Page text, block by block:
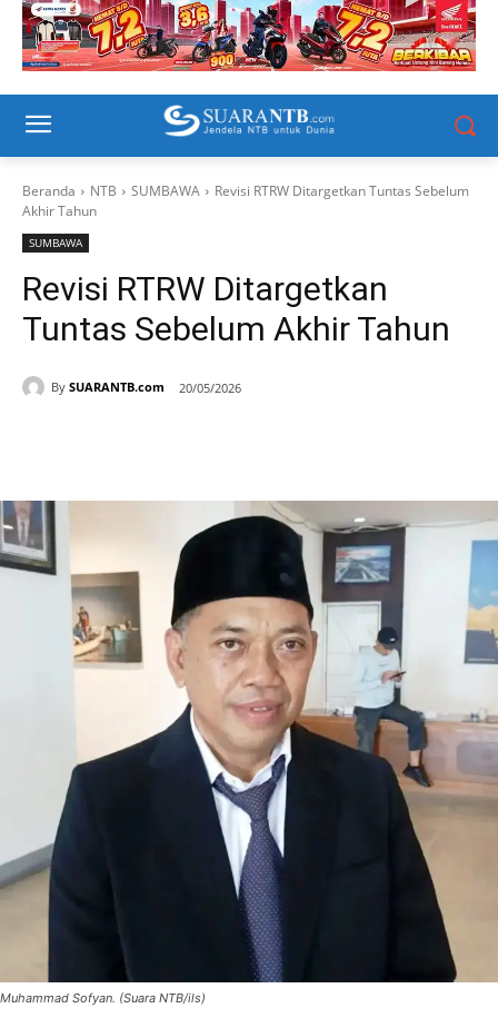
Beranda NTB SUMBAWA
Revisi RTRW Ditargetkan Tuntas Sebelum
Akhir Tahun
SUMBAWA
Revisi RTRW Ditargetkan
Tuntas Sebelum Akhir Tahun
By SUARANTB.com 20/05/2026
Muhammad Sofyan. (Suara NTB/ils)